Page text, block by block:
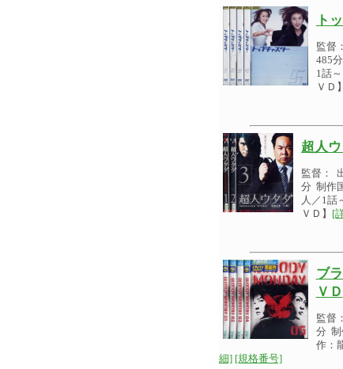
ト
監督
485
1話
ＶＤ】
超人
監督：
分 制作
人／1話
ＶＤ】
[
ブ
ＶＤ
監督
分 制
作：
細] [規格番号]